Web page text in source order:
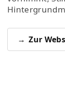
Zur